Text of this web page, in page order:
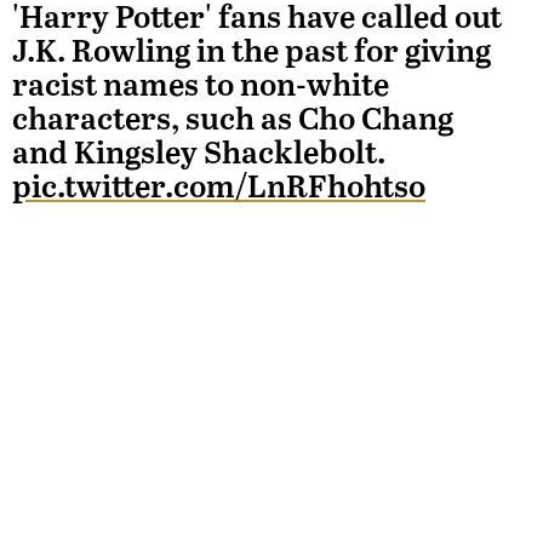
'Harry Potter' fans have called out
J.K. Rowling in the past for giving
racist names to non-white
characters, such as Cho Chang
and Kingsley Shacklebolt.
pic.twitter.com/LnRFhohtso